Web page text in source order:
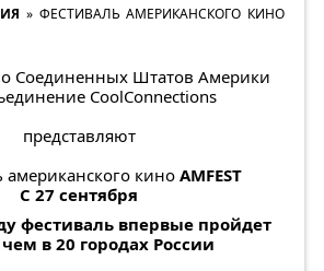
» ФЕСТИВАЛЬ АМЕРИКАНСКОГО КИНО
Соединенных Штатов Америки
CoolConnections
представляют
американского кино AMFEST
С 27 сентября
фестиваль впервые пройдет
в 20 городах России